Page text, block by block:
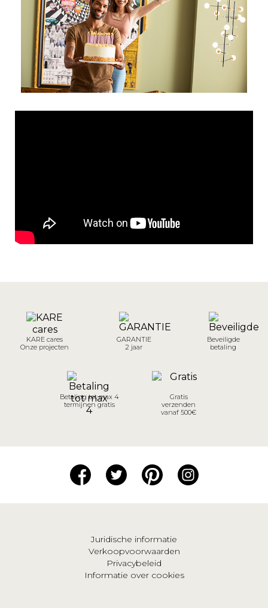
KARE cares
Onze projecten
GARANTIE
2 jaar
Beveiligde
betaling
Betaling tot max 4
termijnen gratis
Gratis
verzenden
vanaf 500€
Juridische informatie
Verkoopvoorwaarden
Privacybeleid
Informatie over cookies